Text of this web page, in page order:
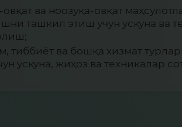
овқат ва ноозуқа-овқат
ташкил этиш учун ускуна ва
тиббиёт ва бошқа хизмат
ускуна, жиҳоз ва техникалар